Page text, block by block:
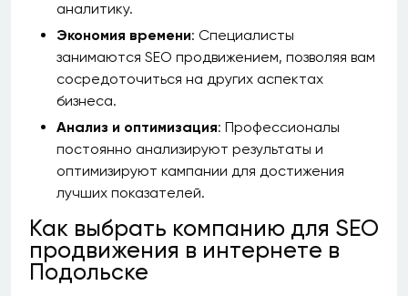
аналитику.
Экономия времени: Специалисты
занимаются SEO продвижением, позволяя вам
сосредоточиться на других аспектах
бизнеса.
Анализ и оптимизация: Профессионалы
постоянно анализируют результаты и
оптимизируют кампании для достижения
лучших показателей.
Как выбрать компанию для SEO
продвижения в интернете в
Подольске